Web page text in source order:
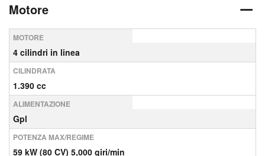
Motore
MOTORE
4 cilindri in linea
CILINDRATA
1.390 cc
ALIMENTAZIONE
Gpl
POTENZA MAX/REGIME
59 kW (80 CV) 5,000 giri/min